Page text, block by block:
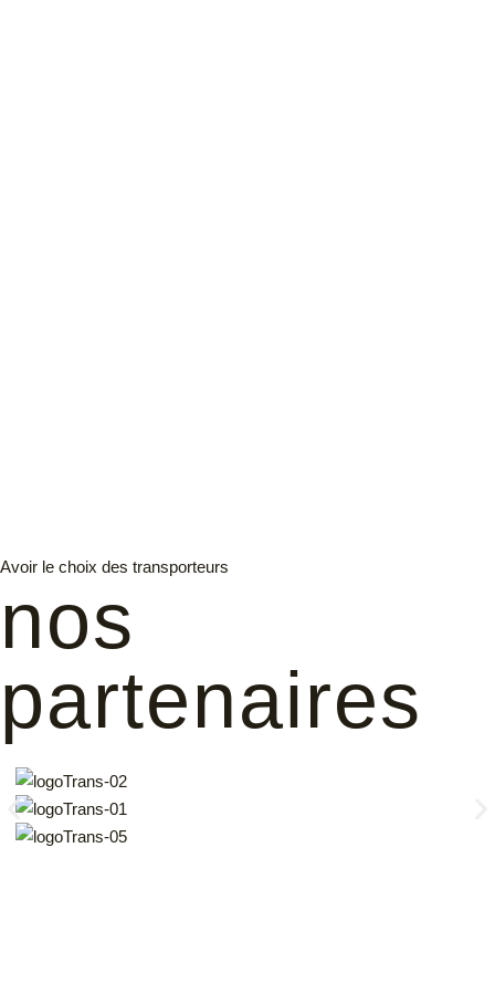
Avoir le choix des transporteurs
nos
partenaires